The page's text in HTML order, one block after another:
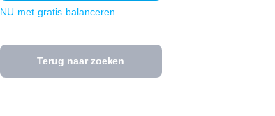
NU met gratis balanceren
Terug naar zoeken